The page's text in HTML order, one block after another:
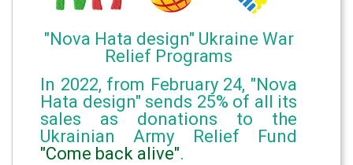
"Nova Hata design" Ukraine War
Relief Programs
In 2022, from February 24, "Nova
Hata design" sends 25% of all its
sales as donations to the
Ukrainian Army Relief Fund
"Come back alive".